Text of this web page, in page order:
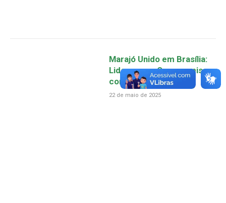
Marajó Unido em Brasília:
Liderança e Compromisso
com a Nossa Gente
22 de maio de 2025